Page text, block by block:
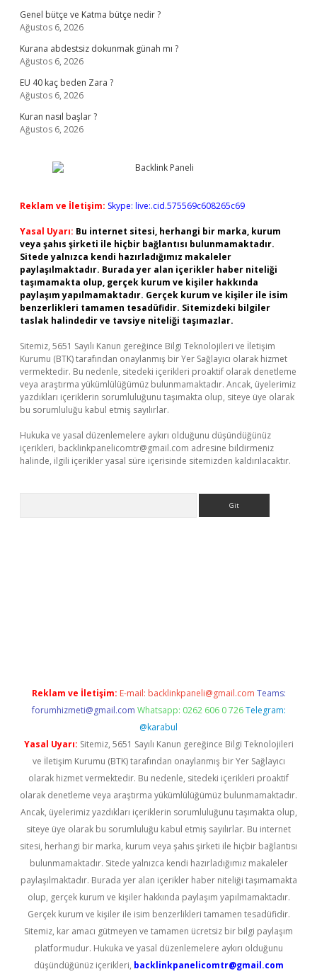
Genel bütçe ve Katma bütçe nedir ?
Ağustos 6, 2026
Kurana abdestsiz dokunmak günah mı ?
Ağustos 6, 2026
EU 40 kaç beden Zara ?
Ağustos 6, 2026
Kuran nasıl başlar ?
Ağustos 6, 2026
Reklam ve İletişim: Skype: live:.cid.575569c608265c69
Yasal Uyarı: Bu internet sitesi, herhangi bir marka, kurum
veya şahıs şirketi ile hiçbir bağlantısı bulunmamaktadır.
Sitede yalnızca kendi hazırladığımız makaleler
paylaşılmaktadır. Burada yer alan içerikler haber niteliği
taşımamakta olup, gerçek kurum ve kişiler hakkında
paylaşım yapılmamaktadır. Gerçek kurum ve kişiler ile isim
benzerlikleri tamamen tesadüfidir. Sitemizdeki bilgiler
taslak halindedir ve tavsiye niteliği taşımazlar.
Sitemiz, 5651 Sayılı Kanun gereğince Bilgi Teknolojileri ve İletişim
Kurumu (BTK) tarafından onaylanmış bir Yer Sağlayıcı olarak hizmet
vermektedir. Bu nedenle, sitedeki içerikleri proaktif olarak denetleme
veya araştırma yükümlülüğümüz bulunmamaktadır. Ancak, üyelerimiz
yazdıkları içeriklerin sorumluluğunu taşımakta olup, siteye üye olarak
bu sorumluluğu kabul etmiş sayılırlar.
Hukuka ve yasal düzenlemelere aykırı olduğunu düşündüğünüz
içerikleri, backlinkpanelicomtr@gmail.com adresine bildirmeniz
halinde, ilgili içerikler yasal süre içerisinde sitemizden kaldırılacaktır.
Reklam ve İletişim: E-mail: backlinkpaneli@gmail.com Teams:
forumhizmeti@gmail.com Whatsapp: 0262 606 0 726 Telegram:
@karabul
Yasal Uyarı: Sitemiz, 5651 Sayılı Kanun gereğince Bilgi Teknolojileri
ve İletişim Kurumu (BTK) tarafından onaylanmış bir Yer Sağlayıcı
olarak hizmet vermektedir. Bu nedenle, sitedeki içerikleri proaktif
olarak denetleme veya araştırma yükümlülüğümüz bulunmamaktadır.
Ancak, üyelerimiz yazdıkları içeriklerin sorumluluğunu taşımakta olup,
siteye üye olarak bu sorumluluğu kabul etmiş sayılırlar. Bu internet
sitesi, herhangi bir marka, kurum veya şahıs şirketi ile hiçbir bağlantısı
bulunmamaktadır. Sitede yalnızca kendi hazırladığımız makaleler
paylaşılmaktadır. Burada yer alan içerikler haber niteliği taşımamakta
olup, gerçek kurum ve kişiler hakkında paylaşım yapılmamaktadır.
Gerçek kurum ve kişiler ile isim benzerlikleri tamamen tesadüfidir.
Sitemiz, kar amacı gütmeyen ve tamamen ücretsiz bir bilgi paylaşım
platformudur. Hukuka ve yasal düzenlemelere aykırı olduğunu
düşündüğünüz içerikleri, backlinkpanelicomtr@gmail.com